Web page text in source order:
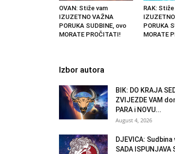
OVAN: Stiže vam
IZUZETNO VAŽNA
PORUKA SUDBINE, ovo
MORATE PROČITATI!
RAK: Stiže
PORUKA
MORATE
Izbor autora
BIK: DO KRAJA
ZVIJEZDE VAM
PARA i NOVU...
August 4, 2026
DJEVICA: Sudbina
SADA ISPUNJAVA